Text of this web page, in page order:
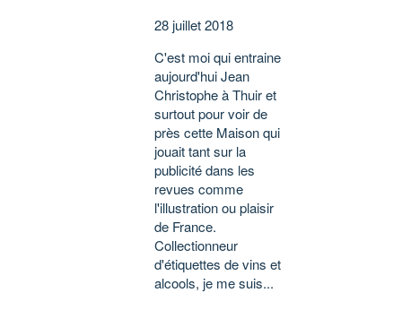
28 juillet 2018
C'est moi qui entraine
aujourd'hui Jean
Christophe à Thuir et
surtout pour voir de
près cette Maison qui
jouait tant sur la
publicité dans les
revues comme
l'illustration ou plaisir
de France.
Collectionneur
d'étiquettes de vins et
alcools, je me suis...